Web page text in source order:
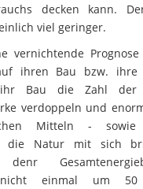
decken kann.
viel geringer.
vernichtende
ihren Bau bzw. ihre
Bau die Zahl der
verdoppeln und
Mitteln - sowie
die Natur mit sich
nicht einmal um